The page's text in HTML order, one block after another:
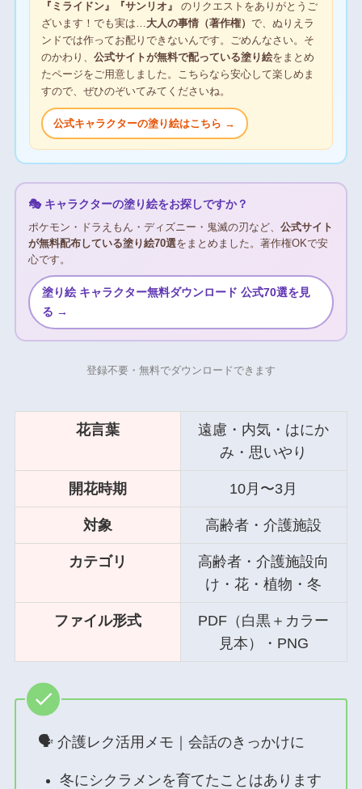
『ミライドン』『サンリオ』
のリクエストをありがとうご
ざいます！でも実は…大人の事情（著作権） で、ぬりえラ
ンドでは作ってお配りできないんです。ごめんなさい。そ
のかわり、 公式サイトが無料で配っている塗り絵をまとめ
たページをご用意しました。こちらなら安心して楽しめま
すので、ぜひのぞいてみてくださいね。
公式キャラクターの塗り絵はこちら →
🎭 キャラクターの塗り絵をお探しですか？
ポケモン・ドラえもん・ディズニー・鬼滅の刃など、 公式サイト
が無料配布している塗り絵70選をまとめました。著作権OKで安
心です。
塗り絵 キャラクター無料ダウンロード 公式70選を見
る →
登録不要・無料でダウンロードできます
花言葉
遠慮・内気・はにか
み・思いやり
開花時期 10月〜3月
対象 高齢者・介護施設
カテゴリ
高齢者・介護施設向
け・花・植物・冬
ファイル形式
PDF（白黒＋カラー
見本）・PNG
🗣 介護レク活用メモ｜会話のきっかけに
冬にシクラメンを育てたことはあります